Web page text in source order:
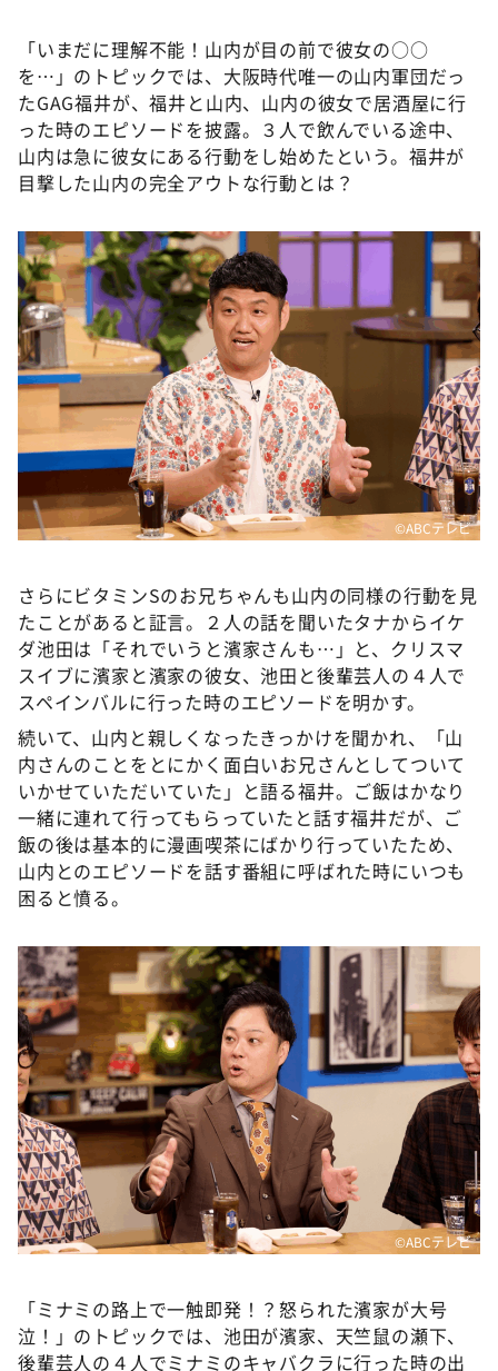
「いまだに理解不能！山内が目の前で彼女の○○
を…」のトピックでは、大阪時代唯一の山内軍団だっ
たGAG福井が、福井と山内、山内の彼女で居酒屋に行
った時のエピソードを披露。３人で飲んでいる途中、
山内は急に彼女にある行動をし始めたという。福井が
目撃した山内の完全アウトな行動とは？
©ABCテレビ
さらにビタミンSのお兄ちゃんも山内の同様の行動を見
たことがあると証言。２人の話を聞いたタナからイケ
ダ池田は「それでいうと濱家さんも…」と、クリスマ
スイブに濱家と濱家の彼女、池田と後輩芸人の４人で
スペインバルに行った時のエピソードを明かす。
続いて、山内と親しくなったきっかけを聞かれ、「山
内さんのことをとにかく面白いお兄さんとしてついて
いかせていただいていた」と語る福井。ご飯はかなり
一緒に連れて行ってもらっていたと話す福井だが、ご
飯の後は基本的に漫画喫茶にばかり行っていたため、
山内とのエピソードを話す番組に呼ばれた時にいつも
困ると憤る。
©ABCテレビ
「ミナミの路上で一触即発！？怒られた濱家が大号
泣！」のトピックでは、池田が濱家、天竺鼠の瀬下、
後輩芸人の４人でミナミのキャバクラに行った時の出